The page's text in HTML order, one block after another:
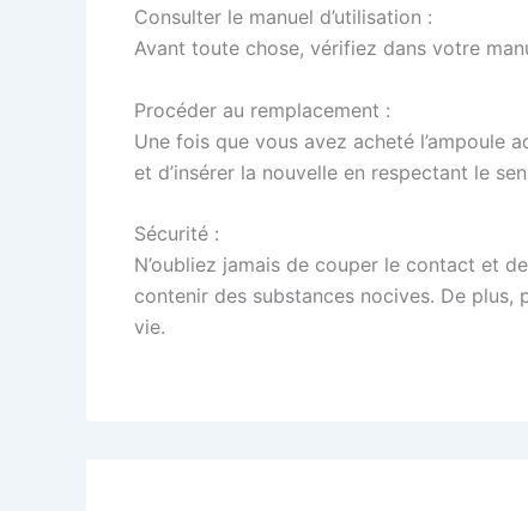
Consulter le manuel d’utilisation :
Avant toute chose, vérifiez dans votre
Procéder au remplacement :
Une fois que vous avez acheté l’ampoule
et d’insérer la nouvelle en respectant le
Sécurité :
N’oubliez jamais de couper le contact et
contenir des substances nocives. De
vie.